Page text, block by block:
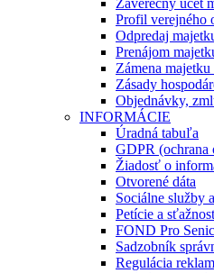
Záverečný účet
Profil verejného
Odpredaj
Prenájom
Zámena majetku
Zásady
Objednávky,
INFORMÁCIE
Úradná tabuľa
GDPR (ochrana
Žiadosť o
Otvorené dáta
Sociálne služby
Petície a
FOND Pro
Sadzobník
Regulácia